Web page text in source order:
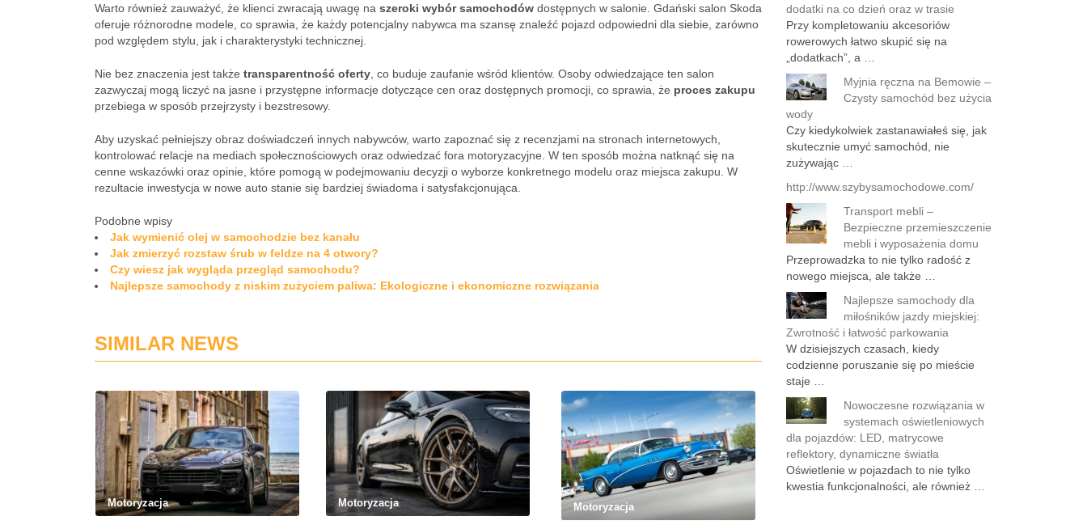
Warto również zauważyć, że klienci zwracają uwagę na szeroki wybór samochodów dostępnych w salonie. Gdański salon Skoda
oferuje różnorodne modele, co sprawia, że każdy potencjalny nabywca ma szansę znaleźć pojazd odpowiedni dla siebie, zarówno
pod względem stylu, jak i charakterystyki technicznej.
Nie bez znaczenia jest także transparentność oferty , co buduje zaufanie wśród klientów. Osoby odwiedzające ten salon
zazwyczaj mogą liczyć na jasne i przystępne informacje dotyczące cen oraz dostępnych promocji, co sprawia, że proces zakupu
przebiega w sposób przejrzysty i bezstresowy.
Aby uzyskać pełniejszy obraz doświadczeń innych nabywców, warto zapoznać się z recenzjami na stronach internetowych,
kontrolować relacje na mediach społecznościowych oraz odwiedzać fora motoryzacyjne. W ten sposób można natknąć się na
cenne wskazówki oraz opinie, które pomogą w podejmowaniu decyzji o wyborze konkretnego modelu oraz miejsca zakupu. W
rezultacie inwestycja w nowe auto stanie się bardziej świadoma i satysfakcjonująca.
Podobne wpisy
Jak wymienić olej w samochodzie bez kanału
Jak zmierzyć rozstaw śrub w feldze na 4 otwory?
Czy wiesz jak wygląda przegląd samochodu?
Najlepsze samochody z niskim zużyciem paliwa: Ekologiczne i ekonomiczne rozwiązania
SIMILAR NEWS
Motoryzacja Motoryzacja Motoryzacja
dodatki na co dzień oraz w trasie
Przy kompletowaniu akcesoriów
rowerowych łatwo skupić się na
„dodatkach”, a …
Myjnia ręczna na Bemowie –
Czysty samochód bez użycia
wody
Czy kiedykolwiek zastanawiałeś się, jak
skutecznie umyć samochód, nie
zużywając …
http://www.szybysamochodowe.com/
Transport mebli –
Bezpieczne przemieszczenie
mebli i wyposażenia domu
Przeprowadzka to nie tylko radość z
nowego miejsca, ale także …
Najlepsze samochody dla
miłośników jazdy miejskiej:
Zwrotność i łatwość parkowania
W dzisiejszych czasach, kiedy
codzienne poruszanie się po mieście
staje …
Nowoczesne rozwiązania w
systemach oświetleniowych
dla pojazdów: LED, matrycowe
reflektory, dynamiczne światła
Oświetlenie w pojazdach to nie tylko
kwestia funkcjonalności, ale również …